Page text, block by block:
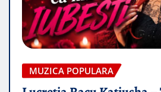
MUZICA POPULARA